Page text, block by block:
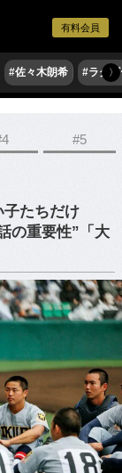
有料会員
#佐々木朗希 #ラグ〉
#5
子たちだけ
の重要性”「大